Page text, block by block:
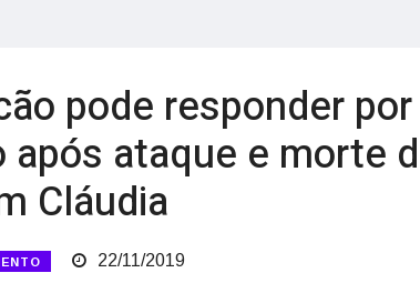
pode responder por
após ataque e morte
Cláudia
22/11/2019